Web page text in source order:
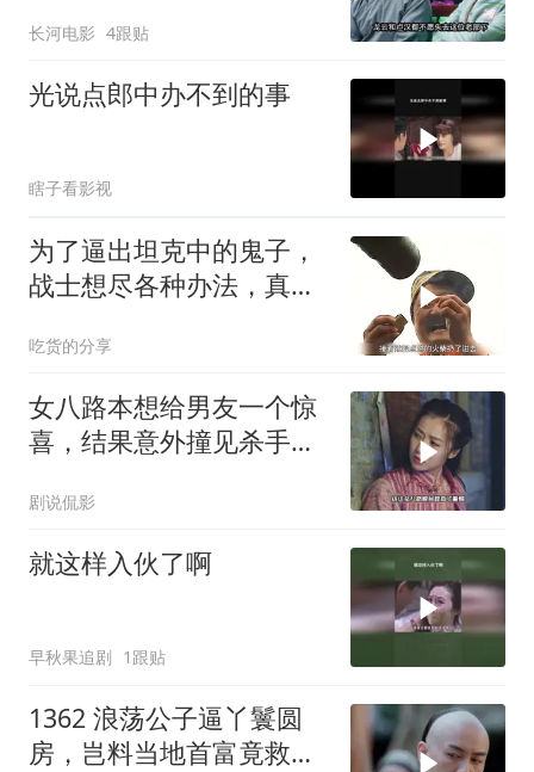
长河电影 4跟贴
光说点郎中办不到的事
瞎子看影视
为了逼出坦克中的鬼子，
战士想尽各种办法，真是
吃货的分享
女八路本想给男友一个惊
喜，结果意外撞见杀手潜
剧说侃影
就这样入伙了啊
早秋果追剧 1跟贴
1362 浪荡公子逼丫鬟圆
房，岂料当地首富竟救下